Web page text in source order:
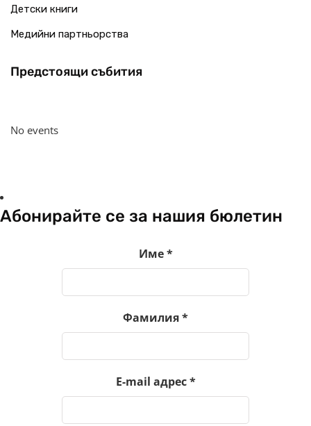
Детски книги
Медийни партньорства
Предстоящи събития
No events
Абонирайте се за нашия бюлетин
Име*
Фамилия*
E-mail адрес*